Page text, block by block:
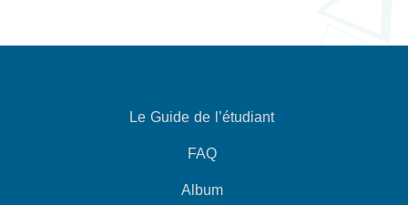
Le Guide de l’étudiant
FAQ
Album